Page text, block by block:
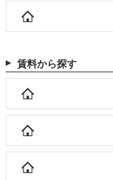
賃料から探す